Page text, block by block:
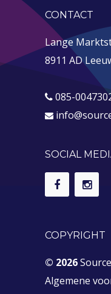
CONTACT
Lange
8911 AD
085-
SOCIAL
COPYRIGHT
© 2026
Algemene